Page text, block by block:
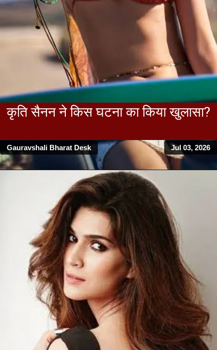
Jul 03, 2026
Gauravshali Bharat Desk
कृति सैनन ने किस घटना का किया खुलासा?